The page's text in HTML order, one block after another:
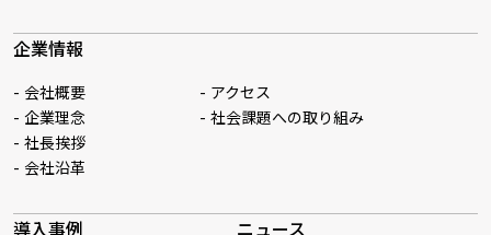
企業情報
会社概要
企業理念
社長挨拶
会社沿革
アクセス
社会課題への取り組み
導入事例
ニュース